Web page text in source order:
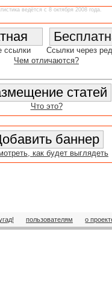
ведётся с 8 октября 2008 года.
ссылки
Ссылки через
Чем отличаются?
Что это?
как будет выглядеть
пользователям о